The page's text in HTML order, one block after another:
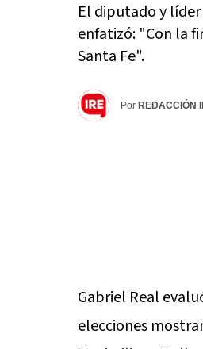
El diputado y
enfatizó: "Con la
Santa Fe".
Por REDACCIÓN
Gabriel Real
elecciones